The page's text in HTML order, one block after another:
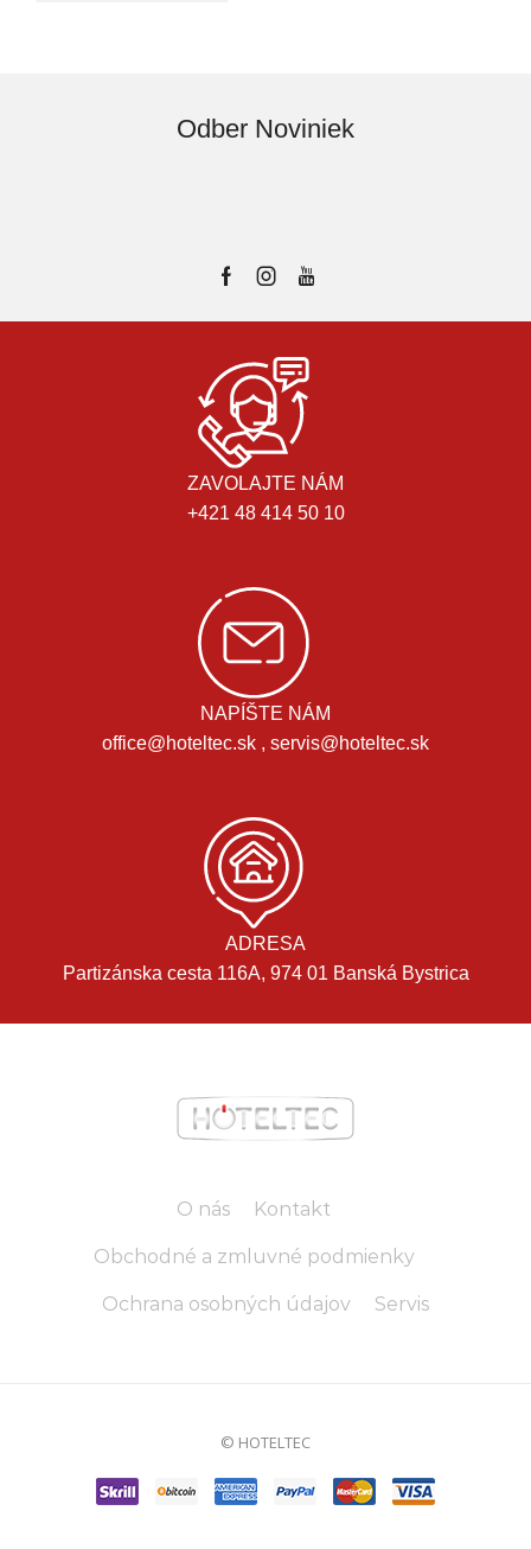
Odber Noviniek
ZAVOLAJTE NÁM
+421 48 414 50 10
NAPÍŠTE NÁM
office@hoteltec.sk , servis@hoteltec.sk
ADRESA
Partizánska cesta 116A, 974 01 Banská Bystrica
O nás Kontakt
Obchodné a zmluvné podmienky
Ochrana osobných údajov Servis
© HOTELTEC